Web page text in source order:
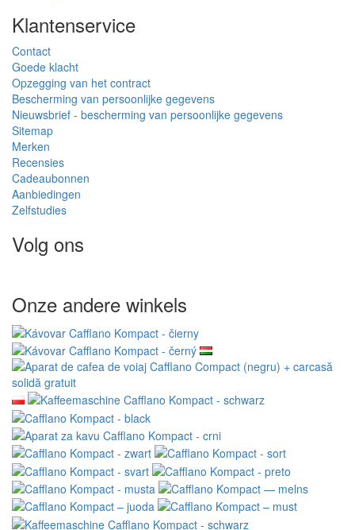
Klantenservice
Contact
Goede klacht
Opzegging van het contract
Bescherming van persoonlijke gegevens
Nieuwsbrief - bescherming van persoonlijke gegevens
Sitemap
Merken
Recensies
Cadeaubonnen
Aanbiedingen
Zelfstudies
Volg ons
Onze andere winkels